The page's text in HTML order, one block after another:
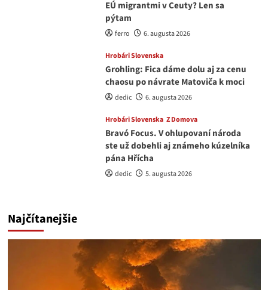
EÚ migrantmi v Ceuty? Len sa
pýtam
ferro 6. augusta 2026
Hrobári Slovenska
Grohling: Fica dáme dolu aj za cenu
chaosu po návrate Matoviča k moci
dedic 6. augusta 2026
Hrobári Slovenska Z Domova
Bravó Focus. V ohlupovaní národa
ste už dobehli aj známeho kúzelníka
pána Hřícha
dedic 5. augusta 2026
Najčítanejšie